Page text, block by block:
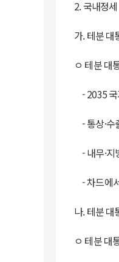
2. 국내정세
가. 테분 대
ㅇ 테분 대
- 2035
- 통상·
- 내무·
- 차드에
나. 테분 대
ㅇ 테분 대